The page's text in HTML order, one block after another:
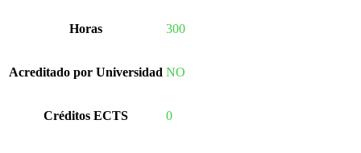
Horas 300
Acreditado por Universidad NO
Créditos ECTS 0